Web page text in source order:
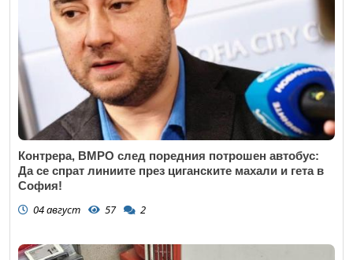
Контрера, ВМРО след поредния потрошен автобус:
Да се спрат линиите през циганските махали и гета в
София!
04 август 57 2